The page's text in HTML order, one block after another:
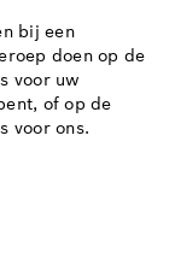
bij een
doen op de
voor uw
of op de
voor ons.